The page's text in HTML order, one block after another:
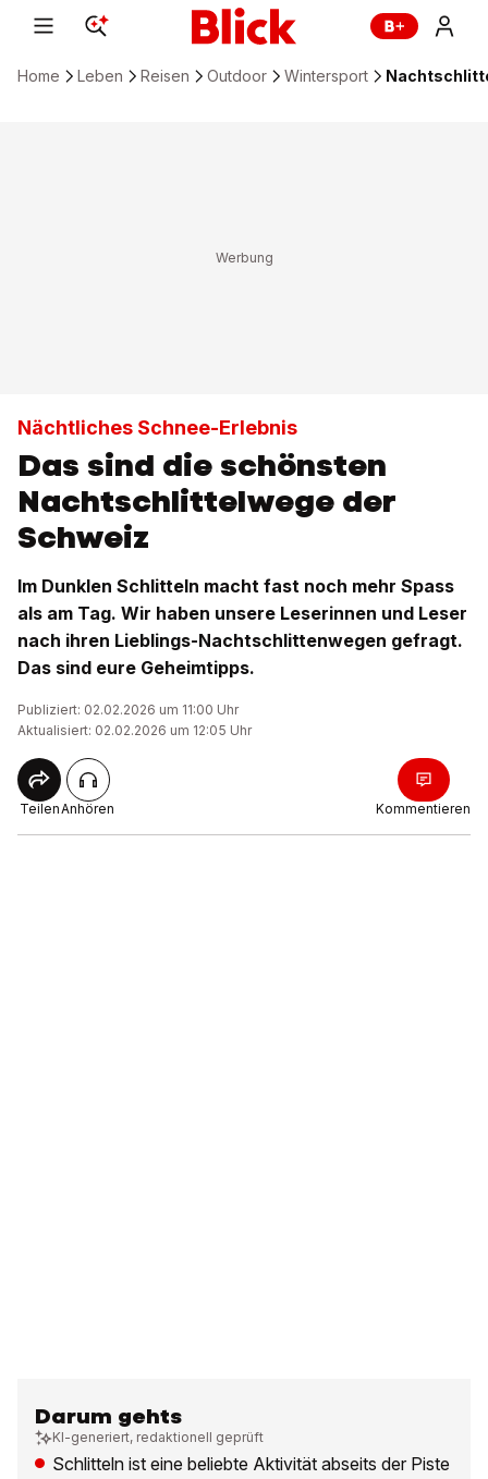
Home Leben Reisen Outdoor Wintersport
Nächtliches Schnee-Erlebnis
Das sind die schönsten
Nachtschlittelwege der
Schweiz
Im Dunklen Schlitteln macht fast noch mehr Spass
als am Tag. Wir haben unsere Leserinnen und Leser
nach ihren Lieblings-Nachtschlittenwegen gefragt.
Das sind eure Geheimtipps.
Publiziert: 02.02.2026 um 11:00 Uhr
Aktualisiert: 02.02.2026 um 12:05 Uhr
TeilenAnhören Kommentieren
Darum gehts
KI-generiert, redaktionell geprüft
Schlitteln ist eine beliebte Aktivität abseits der Piste